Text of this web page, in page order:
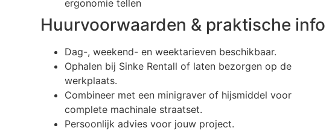
ergonomie tellen
Huurvoorwaarden & praktische info
Dag-, weekend- en weektarieven beschikbaar.
Ophalen bij Sinke Rentall of laten bezorgen op de
werkplaats.
Combineer met een minigraver of hijsmiddel voor
complete machinale straatset.
Persoonlijk advies voor jouw project.